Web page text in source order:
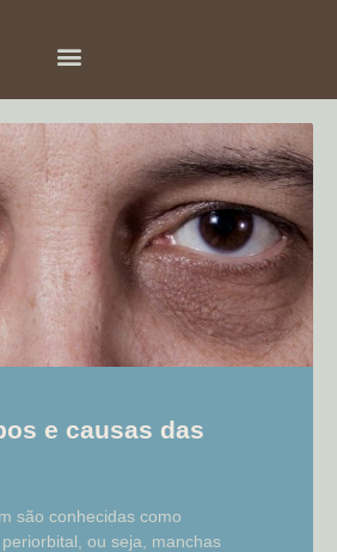
e causas das
são conhecidas como
ou seja, manchas